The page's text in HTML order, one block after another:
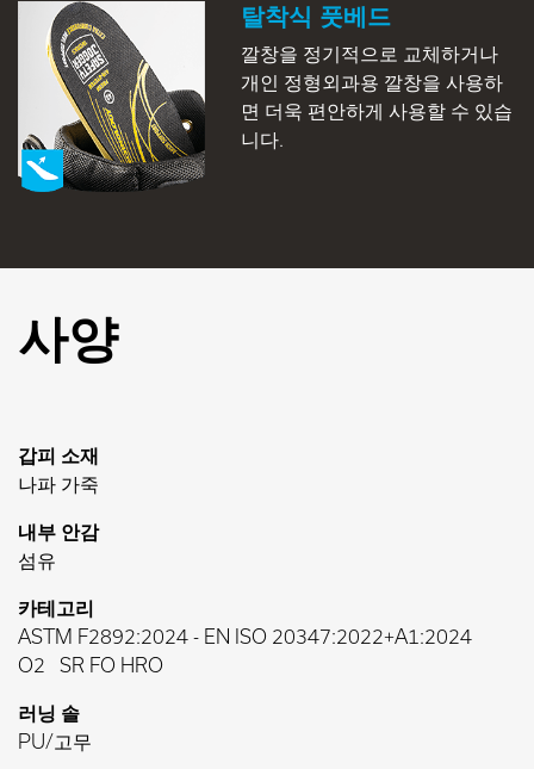
탈착식 풋베드
깔창을 정기적으로 교체하거나
개인 정형외과용 깔창을 사용하
면 더욱 편안하게 사용할 수 있습
니다.
사양
갑피 소재
나파 가죽
내부 안감
섬유
카테고리
ASTM F2892:2024 - EN ISO 20347:2022+A1:2024
O2
SR FO HRO
러닝 솔
PU/고무